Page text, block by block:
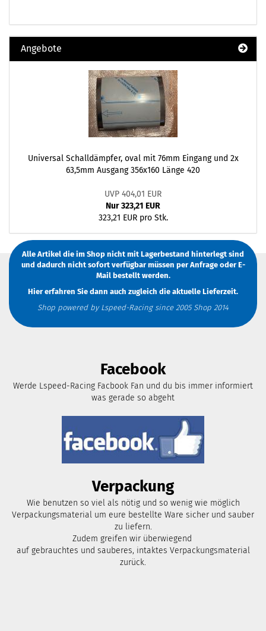
Angebote
Universal Schalldämpfer, oval mit 76mm Eingang und 2x
63,5mm Ausgang 356x160 Länge 420
UVP 404,01 EUR
Nur 323,21 EUR
323,21 EUR pro Stk.
Alle Artikel die im Shop nicht mit Lagerbestand hinterlegt sind
und dadurch nicht sofort verfügbar müssen per AnfrageoderE-
Mailbestellt werden.
Hier erfahren Sie dann auch zugleich die aktuelle Lieferzeit.
Shop powered by Lspeed-Racing since 2005 Shop 2014
Facebook
Werde Lspeed-Racing Facbook Fan und du bis immer informiert
was gerade so abgeht
Verpackung
Wie benutzen so viel als nötig und so wenig wie möglich
Verpackungsmaterial um eure bestellte Ware sicher und sauber
zu liefern.
Zudem greifen wir überwiegend
auf gebrauchtes und sauberes, intaktes Verpackungsmaterial
zurück.